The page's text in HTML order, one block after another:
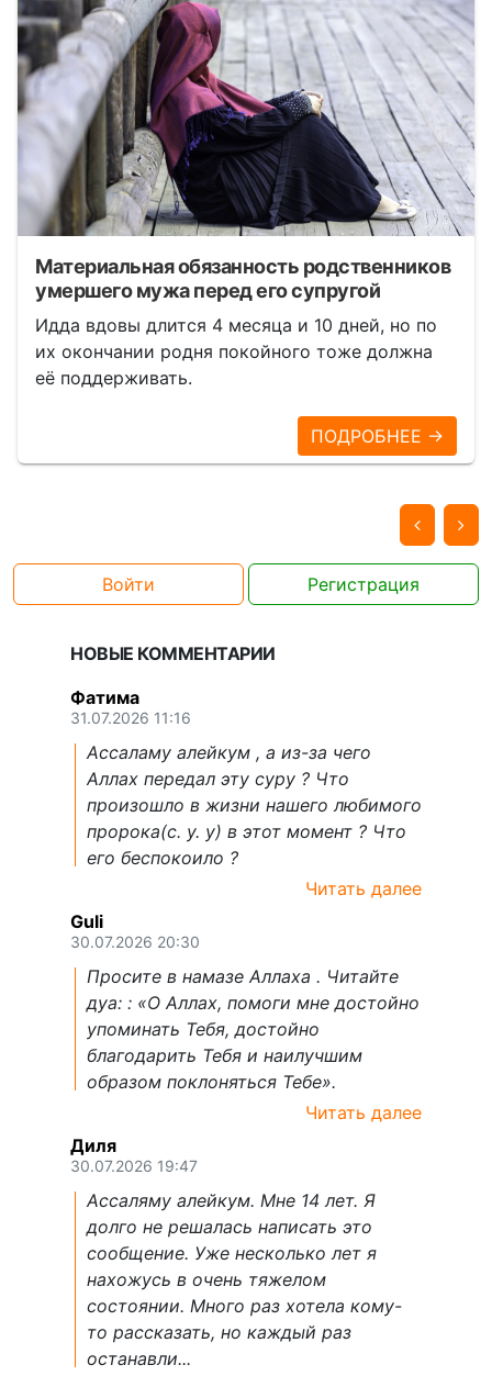
Материальная обязанность родственников
умершего мужа перед его супругой
Идда вдовы длится 4 месяца и 10 дней, но по
их окончании родня покойного тоже должна
её поддерживать.
ПОДРОБНЕЕ →
Войти Регистрация
НОВЫЕ КОММЕНТАРИИ
Фатима
31.07.2026 11:16
Ассаламу алейкум , а из-за чего
Аллах передал эту суру ? Что
произошло в жизни нашего любимого
пророка(с. у. у) в этот момент ? Что
его беспокоило ?
Читать далее
Guli
30.07.2026 20:30
Просите в намазе Аллаха . Читайте
дуа: : «О Аллах, помоги мне достойно
упоминать Тебя, достойно
благодарить Тебя и наилучшим
образом поклоняться Тебе».
Читать далее
Диля
30.07.2026 19:47
Ассаляму алейкум. Мне 14 лет. Я
долго не решалась написать это
сообщение. Уже несколько лет я
нахожусь в очень тяжелом
состоянии. Много раз хотела кому-
то рассказать, но каждый раз
останавли...